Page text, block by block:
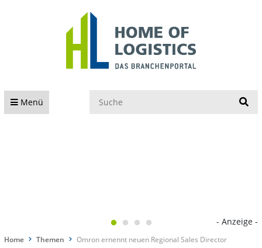
Menü
- Anzeige -
Home Themen Omron ernennt neuen Regional Sales Director